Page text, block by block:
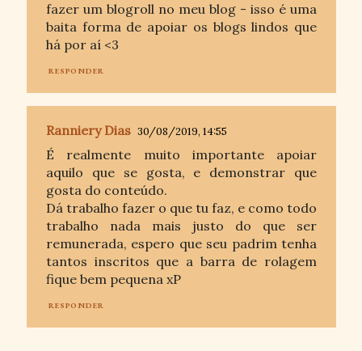
fazer um blogroll no meu blog - isso é uma
baita forma de apoiar os blogs lindos que
há por aí <3
RESPONDER
Ranniery Dias 30/08/2019, 14:55
É realmente muito importante apoiar
aquilo que se gosta, e demonstrar que
gosta do conteúdo.
Dá trabalho fazer o que tu faz, e como todo
trabalho nada mais justo do que ser
remunerada, espero que seu padrim tenha
tantos inscritos que a barra de rolagem
fique bem pequena xP
RESPONDER